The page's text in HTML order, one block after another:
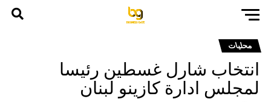
محليات
انتخاب شارل غسطين رئيسا
لمجلس ادارة كازينو لبنان